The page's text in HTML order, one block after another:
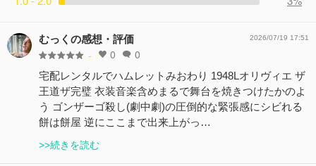
むっくの感想・評価
- 0 0
2026/07/19 17:51
宅配レンタルでハムレットみおわり 1948Lオリヴィエ ザ
王道ザ完璧 衣装音楽含めまるで舞台を焼きつけたかのよ
う ゴンザーゴ殺し(劇中劇)の圧倒的な緊張感にシビれる
餅は餅屋 逆にここまで出来上がっ…
>>続きを読む